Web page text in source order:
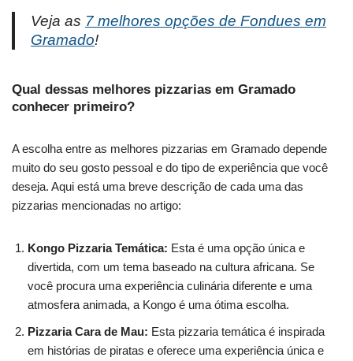
Veja as 7 melhores opções de Fondues em
Gramado!
Qual dessas melhores pizzarias em Gramado
conhecer primeiro?
A escolha entre as melhores pizzarias em Gramado depende
muito do seu gosto pessoal e do tipo de experiência que você
deseja. Aqui está uma breve descrição de cada uma das
pizzarias mencionadas no artigo:
Kongo Pizzaria Temática: Esta é uma opção única e
divertida, com um tema baseado na cultura africana. Se
você procura uma experiência culinária diferente e uma
atmosfera animada, a Kongo é uma ótima escolha.
Pizzaria Cara de Mau: Esta pizzaria temática é inspirada
em histórias de piratas e oferece uma experiência única e